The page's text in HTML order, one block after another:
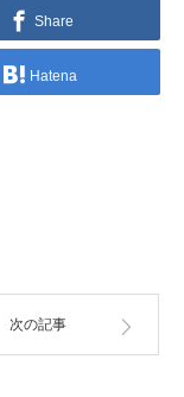
Share
Hatena
次の記事